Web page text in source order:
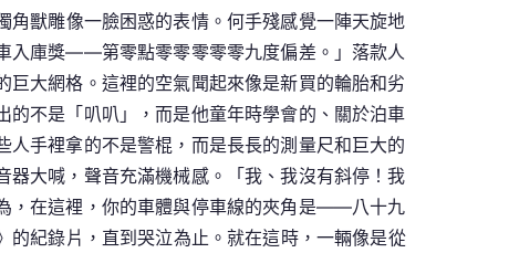
獸雕像一臉困惑的表情。何手殘感覺一陣天旋地
入庫獎——第零點零零零零零九度偏差。」落款人
大網格。這裡的空氣聞起來像是新買的輪胎和劣
不是「叭叭」，而是他童年時學會的、關於泊車
手裡拿的不是警棍，而是長長的測量尺和巨大的
大喊，聲音充滿機械感。「我、我沒有斜停！我
，在這裡，你的車體與停車線的夾角是——八十九
紀錄片，直到哭泣為止。就在這時，一輛像是從